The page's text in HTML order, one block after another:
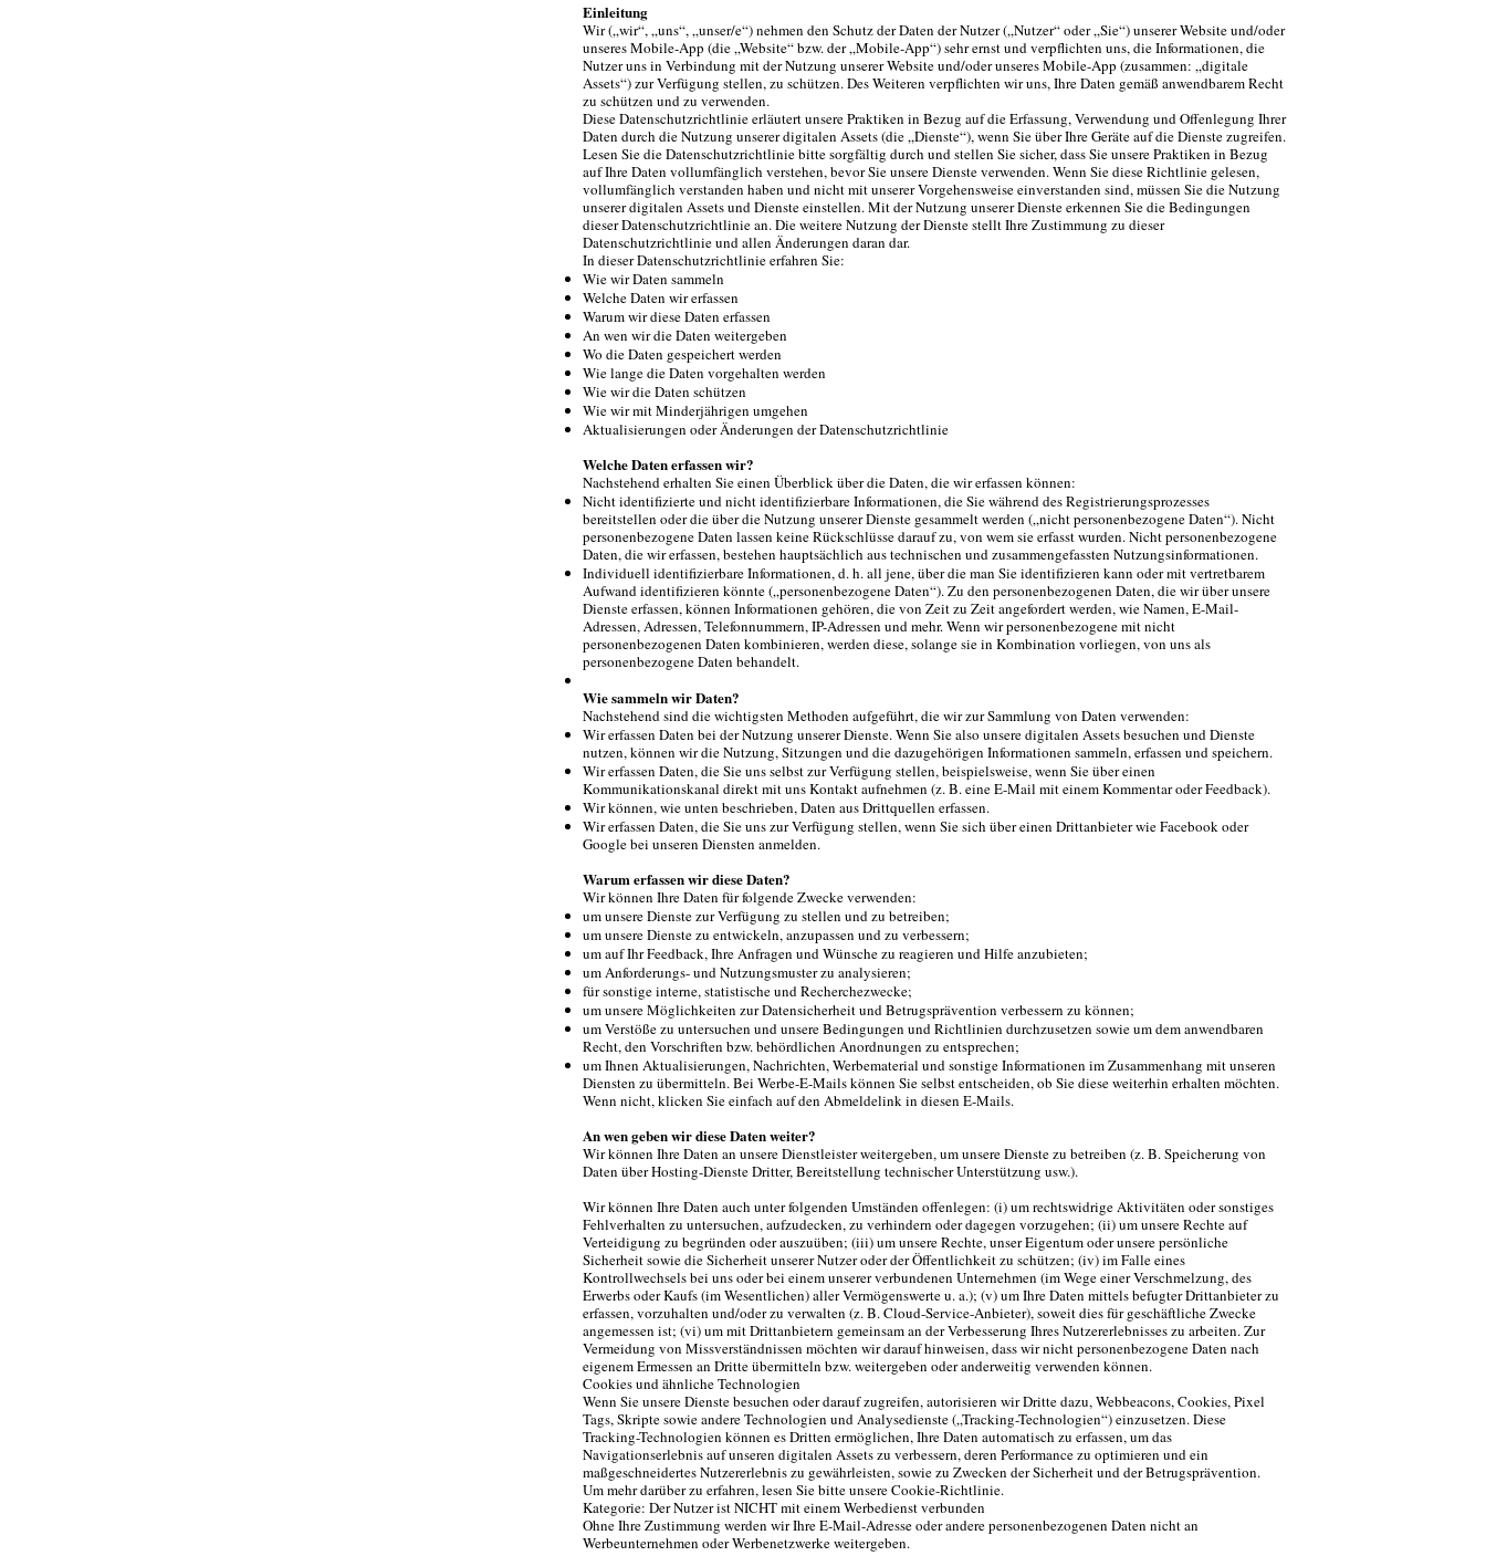
Einleitung
Wir („wir“, „uns“, „unser/e“) nehmen den Schutz der Daten der Nutzer („Nutzer“ oder „Sie“) unserer Website und/oder
unseres Mobile-App (die „Website“ bzw. der „Mobile-App“) sehr ernst und verpflichten uns, die Informationen, die
Nutzer uns in Verbindung mit der Nutzung unserer Website und/oder unseres Mobile-App (zusammen: „digitale
Assets“) zur Verfügung stellen, zu schützen. Des Weiteren verpflichten wir uns, Ihre Daten gemäß anwendbarem Recht
zu schützen und zu verwenden.
Diese Datenschutzrichtlinie erläutert unsere Praktiken in Bezug auf die Erfassung, Verwendung und Offenlegung Ihrer
Daten durch die Nutzung unserer digitalen Assets (die „Dienste“), wenn Sie über Ihre Geräte auf die Dienste zugreifen.
Lesen Sie die Datenschutzrichtlinie bitte sorgfältig durch und stellen Sie sicher, dass Sie unsere Praktiken in Bezug
auf Ihre Daten vollumfänglich verstehen, bevor Sie unsere Dienste verwenden. Wenn Sie diese Richtlinie gelesen,
vollumfänglich verstanden haben und nicht mit unserer Vorgehensweise einverstanden sind, müssen Sie die Nutzung
unserer digitalen Assets und Dienste einstellen. Mit der Nutzung unserer Dienste erkennen Sie die Bedingungen
dieser Datenschutzrichtlinie an. Die weitere Nutzung der Dienste stellt Ihre Zustimmung zu dieser
Datenschutzrichtlinie und allen Änderungen daran dar.
In dieser Datenschutzrichtlinie erfahren Sie:
Wie wir Daten sammeln
Welche Daten wir erfassen
Warum wir diese Daten erfassen
An wen wir die Daten weitergeben
Wo die Daten gespeichert werden
Wie lange die Daten vorgehalten werden
Wie wir die Daten schützen
Wie wir mit Minderjährigen umgehen
Aktualisierungen oder Änderungen der Datenschutzrichtlinie
Welche Daten erfassen wir?
Nachstehend erhalten Sie einen Überblick über die Daten, die wir erfassen können:
Nicht identifizierte und nicht identifizierbare Informationen, die Sie während des Registrierungsprozesses
bereitstellen oder die über die Nutzung unserer Dienste gesammelt werden („nicht personenbezogene Daten“). Nicht
personenbezogene Daten lassen keine Rückschlüsse darauf zu, von wem sie erfasst wurden. Nicht personenbezogene
Daten, die wir erfassen, bestehen hauptsächlich aus technischen und zusammengefassten Nutzungsinformationen.
Individuell identifizierbare Informationen, d. h. all jene, über die man Sie identifizieren kann oder mit vertretbarem
Aufwand identifizieren könnte („personenbezogene Daten“). Zu den personenbezogenen Daten, die wir über unsere
Dienste erfassen, können Informationen gehören, die von Zeit zu Zeit angefordert werden, wie Namen, E-Mail-
Adressen, Adressen, Telefonnummern, IP-Adressen und mehr. Wenn wir personenbezogene mit nicht
personenbezogenen Daten kombinieren, werden diese, solange sie in Kombination vorliegen, von uns als
personenbezogene Daten behandelt.
Wie sammeln wir Daten?
Nachstehend sind die wichtigsten Methoden aufgeführt, die wir zur Sammlung von Daten verwenden:
Wir erfassen Daten bei der Nutzung unserer Dienste. Wenn Sie also unsere digitalen Assets besuchen und Dienste
nutzen, können wir die Nutzung, Sitzungen und die dazugehörigen Informationen sammeln, erfassen und speichern.
Wir erfassen Daten, die Sie uns selbst zur Verfügung stellen, beispielsweise, wenn Sie über einen
Kommunikationskanal direkt mit uns Kontakt aufnehmen (z. B. eine E-Mail mit einem Kommentar oder Feedback).
Wir können, wie unten beschrieben, Daten aus Drittquellen erfassen.
Wir erfassen Daten, die Sie uns zur Verfügung stellen, wenn Sie sich über einen Drittanbieter wie Facebook oder
Google bei unseren Diensten anmelden.
Warum erfassen wir diese Daten?
Wir können Ihre Daten für folgende Zwecke verwenden:
um unsere Dienste zur Verfügung zu stellen und zu betreiben;
um unsere Dienste zu entwickeln, anzupassen und zu verbessern;
um auf Ihr Feedback, Ihre Anfragen und Wünsche zu reagieren und Hilfe anzubieten;
um Anforderungs- und Nutzungsmuster zu analysieren;
für sonstige interne, statistische und Recherchezwecke;
um unsere Möglichkeiten zur Datensicherheit und Betrugsprävention verbessern zu können;
um Verstöße zu untersuchen und unsere Bedingungen und Richtlinien durchzusetzen sowie um dem anwendbaren
Recht, den Vorschriften bzw. behördlichen Anordnungen zu entsprechen;
um Ihnen Aktualisierungen, Nachrichten, Werbematerial und sonstige Informationen im Zusammenhang mit unseren
Diensten zu übermitteln. Bei Werbe-E-Mails können Sie selbst entscheiden, ob Sie diese weiterhin erhalten möchten.
Wenn nicht, klicken Sie einfach auf den Abmeldelink in diesen E-Mails.
An wen geben wir diese Daten weiter?
Wir können Ihre Daten an unsere Dienstleister weitergeben, um unsere Dienste zu betreiben (z. B. Speicherung von
Daten über Hosting-Dienste Dritter, Bereitstellung technischer Unterstützung usw.).
Wir können Ihre Daten auch unter folgenden Umständen offenlegen: (i) um rechtswidrige Aktivitäten oder sonstiges
Fehlverhalten zu untersuchen, aufzudecken, zu verhindern oder dagegen vorzugehen; (ii) um unsere Rechte auf
Verteidigung zu begründen oder auszuüben; (iii) um unsere Rechte, unser Eigentum oder unsere persönliche
Sicherheit sowie die Sicherheit unserer Nutzer oder der Öffentlichkeit zu schützen; (iv) im Falle eines
Kontrollwechsels bei uns oder bei einem unserer verbundenen Unternehmen (im Wege einer Verschmelzung, des
Erwerbs oder Kaufs (im Wesentlichen) aller Vermögenswerte u. a.); (v) um Ihre Daten mittels befugter Drittanbieter zu
erfassen, vorzuhalten und/oder zu verwalten (z. B. Cloud-Service-Anbieter), soweit dies für geschäftliche Zwecke
angemessen ist; (vi) um mit Drittanbietern gemeinsam an der Verbesserung Ihres Nutzererlebnisses zu arbeiten. Zur
Vermeidung von Missverständnissen möchten wir darauf hinweisen, dass wir nicht personenbezogene Daten nach
eigenem Ermessen an Dritte übermitteln bzw. weitergeben oder anderweitig verwenden können.
Cookies und ähnliche Technologien
Wenn Sie unsere Dienste besuchen oder darauf zugreifen, autorisieren wir Dritte dazu, Webbeacons, Cookies, Pixel
Tags, Skripte sowie andere Technologien und Analysedienste („Tracking-Technologien“) einzusetzen. Diese
Tracking-Technologien können es Dritten ermöglichen, Ihre Daten automatisch zu erfassen, um das
Navigationserlebnis auf unseren digitalen Assets zu verbessern, deren Performance zu optimieren und ein
maßgeschneidertes Nutzererlebnis zu gewährleisten, sowie zu Zwecken der Sicherheit und der Betrugsprävention.
Um mehr darüber zu erfahren, lesen Sie bitte unsere Cookie-Richtlinie.
Kategorie: Der Nutzer ist NICHT mit einem Werbedienst verbunden
Ohne Ihre Zustimmung werden wir Ihre E-Mail-Adresse oder andere personenbezogenen Daten nicht an
Werbeunternehmen oder Werbenetzwerke weitergeben.